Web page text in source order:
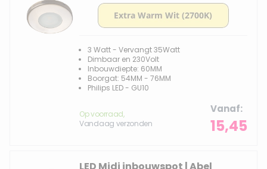
3 Watt - Vervangt 35Watt
Dimbaar en 230Volt
Inbouwdiepte: 60MM
Boorgat: 54MM - 76MM
Philips LED - GU10
Op voorraad,
Vandaag verzonden
Vanaf
15,45